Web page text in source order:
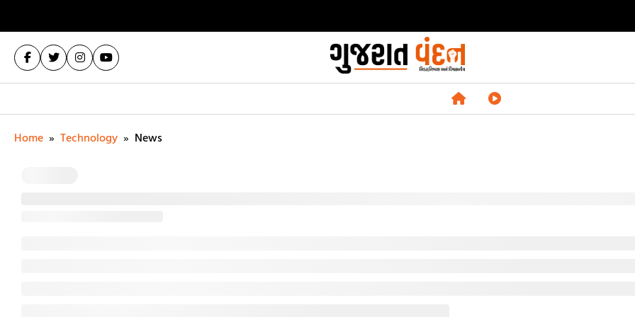
Home » Technology » News